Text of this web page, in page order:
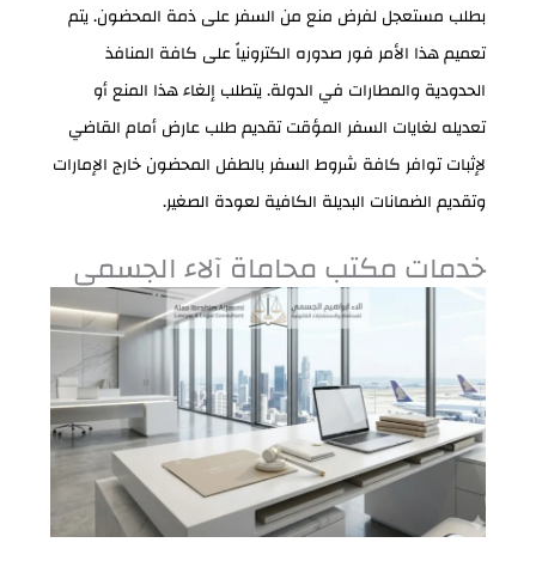
بطلب مستعجل لفرض منع من السفر على ذمة المحضون. يتم
تعميم هذا الأمر فور صدوره الكترونياً على كافة المنافذ
الحدودية والمطارات في الدولة. يتطلب إلغاء هذا المنع أو
تعديله لغايات السفر المؤقت تقديم طلب عارض أمام القاضي
لإثبات توافر كافة شروط السفر بالطفل المحضون خارج الإمارات
وتقديم الضمانات البديلة الكافية لعودة الصغير.
خدمات مكتب محاماة آلاء الجسمي